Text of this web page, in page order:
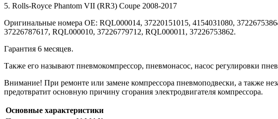
5. Rolls-Royce Phantom VII (RR3) Coupe 2008-2017
Оригинальные номера OE: RQL000014, 37220151015, 4154031080,
37226787617, RQL000010, 37226779712, RQL000011, 37226753862.
Гарантия 6 месяцев.
Также его называют пневмокомпрессор, пневмонасос, насос регулировки
Внимание! При ремонте или замене компрессора пневмоподвески, а также
предотвратит основную причину сгорания электродвигателя компрессора.
Основные характеристики